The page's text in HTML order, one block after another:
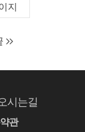
지
시는길
관